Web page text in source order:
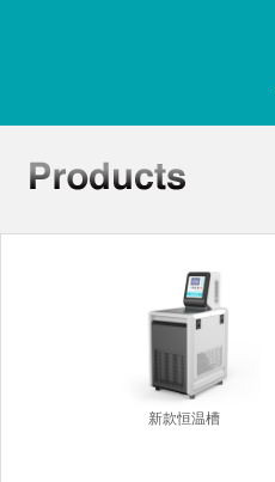
新款恒温槽